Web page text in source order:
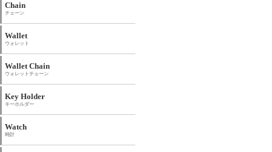
Chain
チェーン
Wallet
ウォレット
Wallet Chain
ウォレットチェーン
Key Holder
キーホルダー
Watch
時計